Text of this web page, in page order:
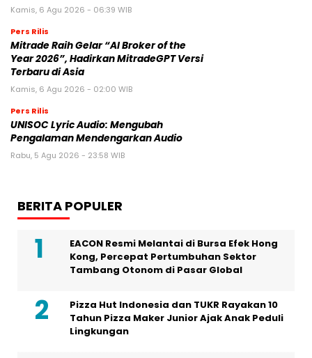
Kamis, 6 Agu 2026 - 06:39 WIB
Pers Rilis
Mitrade Raih Gelar “AI Broker of the
Year 2026”, Hadirkan MitradeGPT Versi
Terbaru di Asia
Kamis, 6 Agu 2026 - 02:00 WIB
Pers Rilis
UNISOC Lyric Audio: Mengubah
Pengalaman Mendengarkan Audio
Rabu, 5 Agu 2026 - 23:58 WIB
BERITA POPULER
EACON Resmi Melantai di Bursa Efek Hong
Kong, Percepat Pertumbuhan Sektor
Tambang Otonom di Pasar Global
Pizza Hut Indonesia dan TUKR Rayakan 10
Tahun Pizza Maker Junior Ajak Anak Peduli
Lingkungan